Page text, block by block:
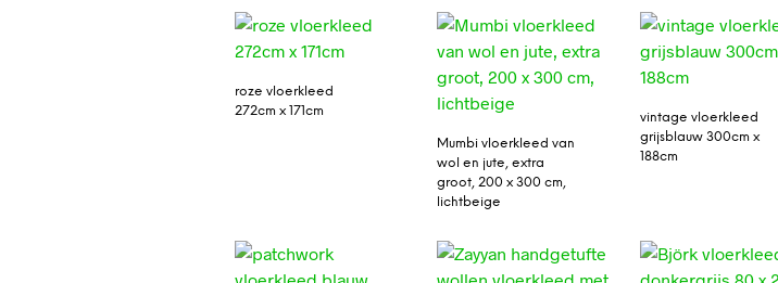
roze vloerkleed
272cm x 171cm
Mumbi vloerkleed van
wol en jute, extra
groot, 200 x 300 cm,
lichtbeige
vintage vloerkleed
grijsblauw 300cm x
188cm